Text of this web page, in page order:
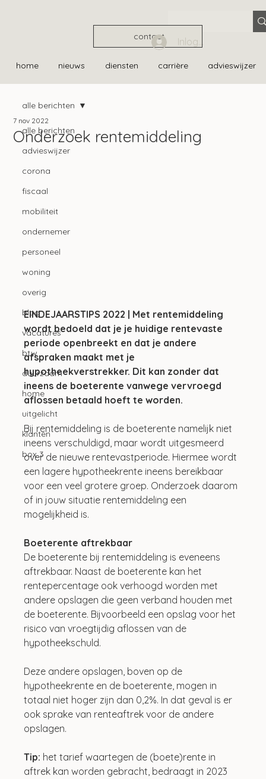
contact
home nieuws diensten carrière advieswijzer
Inloggen
alle berichten
advieswijzer
corona
fiscaal
mobiliteit
ondernemer
personeel
woning
overig
blog
vacatures
btw
duurzaam
home
uitgelicht
klanten
box 3
alle berichten
Onderzoek rentemiddeling
7 nov 2022
EINDEJAARSTIPS 2022 | Met rentemiddeling
wordt bedoeld dat je je huidige rentevaste
periode openbreekt en dat je andere
afspraken maakt met je
hypotheekverstrekker. Dit kan zonder dat
ineens de boeterente vanwege vervroegd
aflossen betaald hoeft te worden.
Bij rentemiddeling is de boeterente namelijk niet
ineens verschuldigd, maar wordt uitgesmeerd
over de nieuwe rentevastperiode. Hiermee wordt
een lagere hypotheekrente ineens bereikbaar
voor een veel grotere groep. Onderzoek daarom
of in jouw situatie rentemiddeling een
mogelijkheid is.
Boeterente aftrekbaar
De boeterente bij rentemiddeling is eveneens
aftrekbaar. Naast de boeterente kan het
rentepercentage ook verhoogd worden met
andere opslagen die geen verband houden met
de boeterente. Bijvoorbeeld een opslag voor het
risico van vroegtijdig aflossen van de
hypotheekschuld.
Deze andere opslagen, boven op de
hypotheekrente en de boeterente, mogen in
totaal niet hoger zijn dan 0,2%. In dat geval is er
ook sprake van renteaftrek voor de andere
opslagen.
Tip: het tarief waartegen de (boete)rente in
aftrek kan worden gebracht, bedraagt in 2023